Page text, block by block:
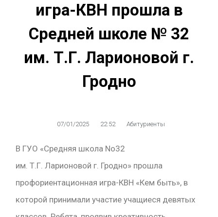
игра-КВН прошла в
Средней школе № 32
им. Т.Г. Ларионовой г.
Гродно
07/01/2025 22:52 Абитуриенты
В ГУО «Средняя школа No32
им. Т.Г. Ларионовой г. Гродно» прошла
профориентационная игра-КВН «Кем быть», в
которой принимали участие учащиеся девятых